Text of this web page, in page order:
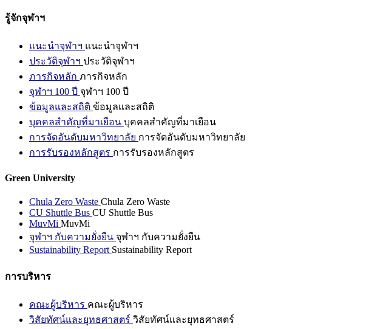
รู้จักจุฬาฯ
แนะนำจุฬาฯ แนะนำจุฬาฯ
ประวัติจุฬาฯ ประวัติจุฬาฯ
ภารกิจหลัก ภารกิจหลัก
จุฬาฯ 100 ปี จุฬาฯ 100 ปี
ข้อมูลและสถิติ ข้อมูลและสถิติ
บุคคลสำคัญที่มาเยือน บุคคลสำคัญที่มาเยือน
การจัดอันดับมหาวิทยาลัย การจัดอันดับมหาวิทยาลัย
การรับรองหลักสูตร การรับรองหลักสูตร
Green University
Chula Zero Waste Chula Zero Waste
CU Shuttle Bus CU Shuttle Bus
MuvMi MuvMi
จุฬาฯ กับความยั่งยืน จุฬาฯ กับความยั่งยืน
Sustainability Report Sustainability Report
การบริหาร
คณะผู้บริหาร คณะผู้บริหาร
วิสัยทัศน์และยุทธศาสตร์ วิสัยทัศน์และยุทธศาสตร์